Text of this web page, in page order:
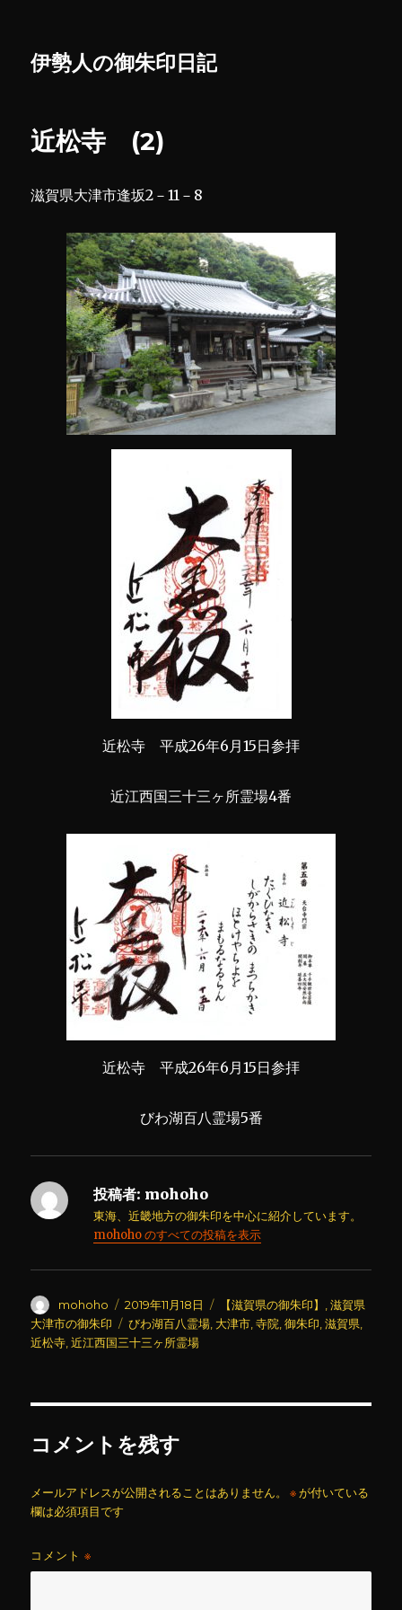
伊勢人の御朱印日記
近松寺 (2)
滋賀県大津市逢坂2－11－8
近松寺 平成26年6月15日参拝
近江西国三十三ヶ所霊場4番
近松寺 平成26年6月15日参拝
びわ湖百八霊場5番
投稿者: mohoho
東海、近畿地方の御朱印を中心に紹介しています。
mohoho のすべての投稿を表示
投
稿
者
mohoho
投
稿
日:
2019年11月18日
カ
テ
【滋賀県の御朱印】 ,滋賀県
大津市の御朱印
タ
グ
びわ湖百八霊場 大津市 ,寺院 ,御朱印 ,滋賀県
近松寺 ,近江西国三十三ヶ所霊場
コメントを残す
メールアドレスが公開されることはありません。 ※が付いている
欄は必須項目です
コメント※